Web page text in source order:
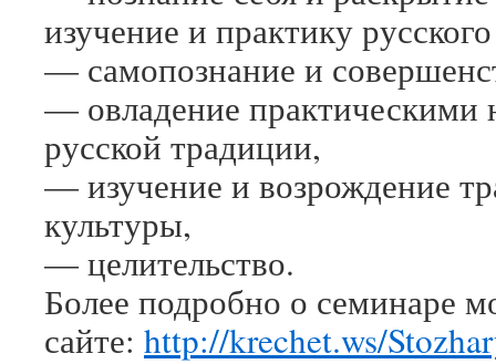
изучение и практику
— самопознание и
— овладение
русской традиции,
— изучение и возрождение
культуры,
— целительство.
Более подробно о семинаре
сайте: http://krechet.ws/